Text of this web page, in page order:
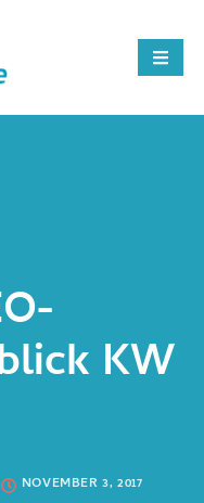
KW
NOVEMBER 3, 2017